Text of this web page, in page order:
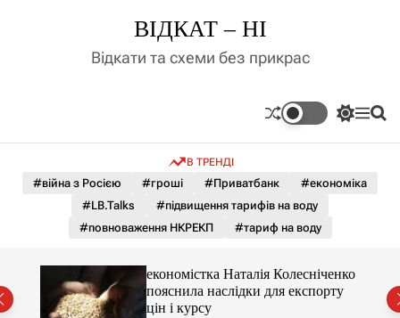
д
у
ВІДКАТ – НІ
Відкати та схеми без прикрас
П
м
к
а
о
л
ь
М П
В ТРЕНДІ
#війна з Росією #гроші #Приватбанк
#економіка
#LB.Talks
#підвищення тарифів на воду
#повноваження НКРЕКП
#тариф на воду
економістка Наталія Колесніченко
пояснила наслідки для експорту
цін і курсу